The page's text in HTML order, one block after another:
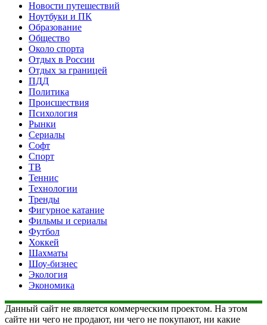
Новости путешествий
Ноутбуки и ПК
Образование
Общество
Около спорта
Отдых в России
Отдых за границей
ПДД
Политика
Происшествия
Психология
Рынки
Сериалы
Софт
Спорт
ТВ
Теннис
Технологии
Тренды
Фигурное катание
Фильмы и сериалы
Футбол
Хоккей
Шахматы
Шоу-бизнес
Экология
Экономика
Данный сайт не является коммерческим проектом. На этом
сайте ни чего не продают, ни чего не покупают, ни какие